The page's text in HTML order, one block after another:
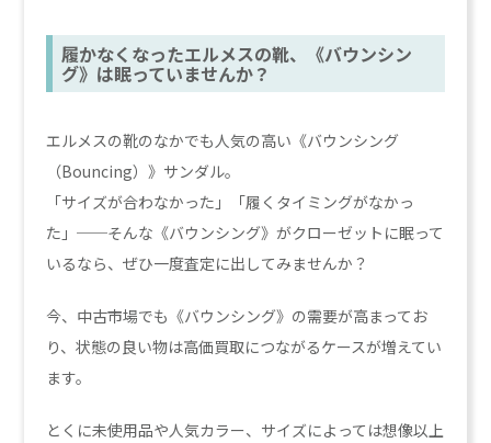
履かなくなったエルメスの靴、《バウンシン
グ》は眠っていませんか？
エルメスの靴のなかでも人気の高い《バウンシング
（Bouncing）》サンダル。
「サイズが合わなかった」「履くタイミングがなかっ
た」──そんな《バウンシング》がクローゼットに眠って
いるなら、ぜひ一度査定に出してみませんか？
今、中古市場でも《バウンシング》の需要が高まってお
り、状態の良い物は高価買取につながるケースが増えてい
ます。
とくに未使用品や人気カラー、サイズによっては想像以上